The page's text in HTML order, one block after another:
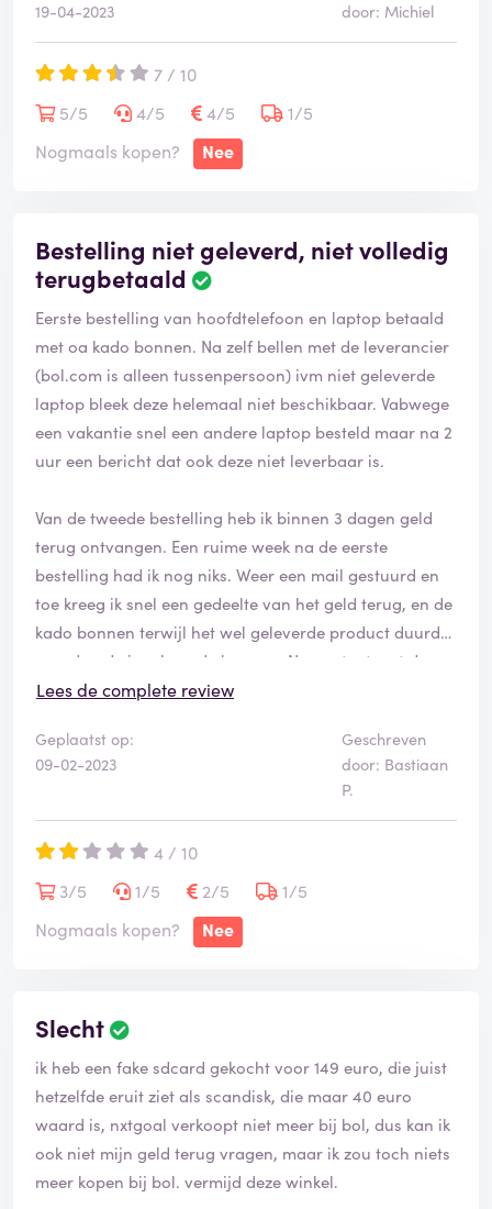
inpakken, naar post brengen - uitendelijk moeten wij
voor alles zelf opdraaien omdat jullie zo iets verkopen.
Dit vind ik er over.
Na 3 weken tijd kregen wij een oplossing van de
partner (Disqount Deals Be) :
Belachelijk is dit...
19-04-2023 door: Michiel
7 / 10
5/5
4/5 4/5
1/5
Nogmaals kopen?
Nee
Bestelling niet geleverd, niet volledig
terugbetaald
Eerste bestelling van hoofdtelefoon en laptop betaald
met oa kado bonnen. Na zelf bellen met de leverancier
(bol.com is alleen tussenpersoon) ivm niet geleverde
laptop bleek deze helemaal niet beschikbaar. Vabwege
een vakantie snel een andere laptop besteld maar na 2
uur een bericht dat ook deze niet leverbaar is.
Van de tweede bestelling heb ik binnen 3 dagen geld
terug ontvangen. Een ruime week na de eerste
bestelling had ik nog niks. Weer een mail gestuurd en
toe kreeg ik snel een gedeelte van het geld terug, en de
kado bonnen terwijl het wel geleverde product duurder
was dan de ingeleverde bonnen. Na contact met de
klantenservice kan hier niks aan veranderd worden
Nu zit ik dus weer met die bonnen en geen garantie dat
bestellingen uberhaupt aankomen. 3x niks dus!
Lees de complete review
Geplaatst op:
09-02-2023
Geschreven
door: Bastiaan
P.
4 / 10
3/5
1/5 2/5
1/5
Nogmaals kopen?
Nee
Slecht
ik heb een fake sdcard gekocht voor 149 euro, die juist
hetzelfde eruit ziet als scandisk, die maar 40 euro
waard is, nxtgoal verkoopt niet meer bij bol, dus kan ik
ook niet mijn geld terug vragen, maar ik zou toch niets
meer kopen bij bol. vermijd deze winkel.